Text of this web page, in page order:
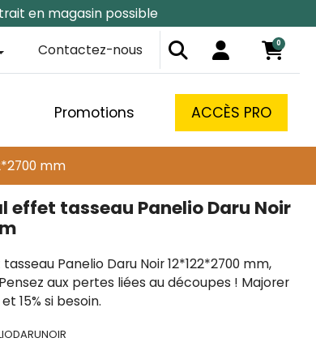
en magasin possible
Contactez-nous 0
Promotions ACCÈS PRO
mm
effet tasseau Panelio Daru Noir
Panelio Daru Noir 12*122*2700 mm,
aux pertes liées au découpes ! Majorer
15% si besoin.